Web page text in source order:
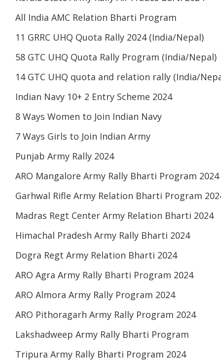
All India AMC Relation Bharti Program
11 GRRC UHQ Quota Rally 2024 (India/Nepal)
58 GTC UHQ Quota Rally Program (India/Nepal)
14 GTC UHQ quota and relation rally (India/
Indian Navy 10+ 2 Entry Scheme 2024
8 Ways Women to Join Indian Navy
7 Ways Girls to Join Indian Army
Punjab Army Rally 2024
ARO Mangalore Army Rally Bharti Program 2024
Garhwal Rifle Army Relation Bharti Program
Madras Regt Center Army Relation Bharti 2024
Himachal Pradesh Army Rally Bharti 2024
Dogra Regt Army Relation Bharti 2024
ARO Agra Army Rally Bharti Program 2024
ARO Almora Army Rally Program 2024
ARO Pithoragarh Army Rally Program 2024
Lakshadweep Army Rally Bharti Program
Tripura Army Rally Bharti Program 2024